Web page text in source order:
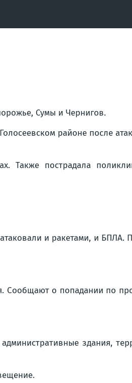
Сумы и Чернигов.
районе после
Также пострадала
и ракетами, и БПЛА.
о попадании по
здания,